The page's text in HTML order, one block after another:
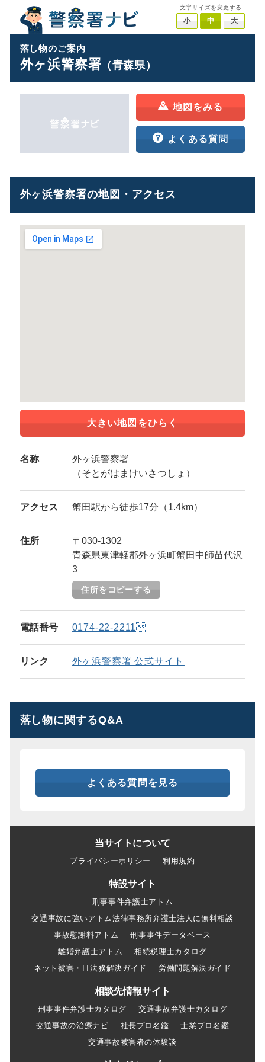
文字サイズを変更する
小 中 大
落し物のご案内
外ヶ浜警察署（青森県）
地図をみる
よくある質問
外ヶ浜警察署の地図・アクセス
大きい地図をひらく
名称
外ヶ浜警察署
（そとがはまけいさつしょ）
アクセス 蟹田駅から徒歩17分（1.4km）
住所
〒030-1302
青森県東津軽郡外ヶ浜町蟹田中師苗代沢
3
住所をコピーする
電話番号 0174-22-2211
リンク 外ヶ浜警察署 公式サイト
落し物に関するQ&A
よくある質問を見る
当サイトについて
プライバシーポリシー 利用規約
特設サイト
刑事事件弁護士アトム
交通事故に強いアトム法律事務所弁護士法人に無料相談
事故慰謝料アトム
刑事事件データベース
離婚弁護士アトム
相続税理士カタログ
ネット被害・IT法務解決ガイド
労働問題解決ガイド
相談先情報サイト
刑事事件弁護士カタログ
交通事故弁護士カタログ
交通事故の治療ナビ
社長プロ名鑑
士業プロ名鑑
交通事故被害者の体験談